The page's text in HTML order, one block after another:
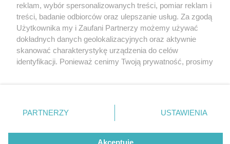
Niedawno odbyła się premiera, połączona oczywiście
z koncertem, pierwszej książki o Szlaku Śląskiego
Bluesa. Nie bez kozery z żółtą okładką, kolorem Szlaku.
„Szlakiem Śląskiego Bluesa, czyli schodkami w dół…” to
Nie zapomnij
zapoznać się z:
polityką prywatności regulamin korzystania z portali
Twojemiasto
Piekary Śląskie
Chorzów
Tarnowskie Góry
Gliwice
Skontakuj sięz nami
Kontakt
Wydawca
Redakcja
reklam, wybór spersonalizowanych treści, pomiar reklam i
treści, badanie odbiorców oraz ulepszanie usług. Za zgodą
Użytkownika my i Zaufani Partnerzy możemy używać
dokładnych danych geolokalizacyjnych oraz aktywnie
skanować charakterystykę urządzenia do celów
identyfikacji. Ponieważ cenimy Twoją prywatność, prosimy
prywatności znajdujący się w lewym dolnym rogu strony
. Niektóre rodzaje przetwarzania danych nie wymagają
zgody użytkownika, ale masz prawo sprzeciwić się
takiemu przetwarzaniu. Preferencje będą miały
PARTNERZY USTAWIENIA
Akceptuję